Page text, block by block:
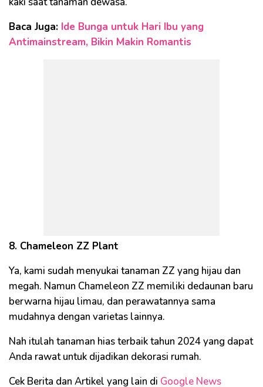
Baca Juga: Ide Bunga untuk Hari Ibu yang
Antimainstream, Bikin Makin Romantis
8. Chameleon ZZ Plant
Ya, kami sudah menyukai tanaman ZZ yang hijau dan
megah. Namun Chameleon ZZ memiliki dedaunan baru
berwarna hijau limau, dan perawatannya sama
mudahnya dengan varietas lainnya.
Nah itulah tanaman hias terbaik tahun 2024 yang dapat
Anda rawat untuk dijadikan dekorasi rumah.
Cek Berita dan Artikel yang lain di Google News